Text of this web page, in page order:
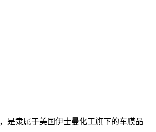
，是隶属于美国伊士曼化工旗下的车膜品